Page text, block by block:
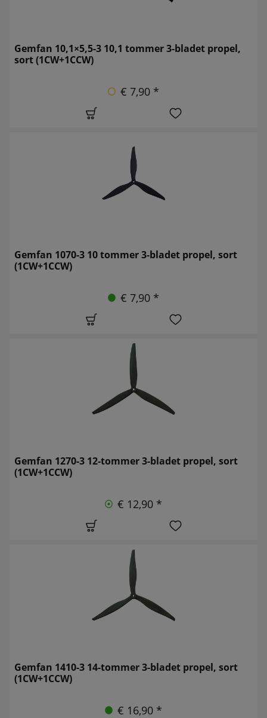
Gemfan 10,1×5,5-3 10,1 tommer 3-bladet propel,
sort (1CW+1CCW)
€ 7,90 *
Gemfan 1070-3 10 tommer 3-bladet propel, sort
(1CW+1CCW)
€ 7,90 *
Gemfan 1270-3 12-tommer 3-bladet propel, sort
(1CW+1CCW)
€ 12,90 *
Gemfan 1410-3 14-tommer 3-bladet propel, sort
(1CW+1CCW)
€ 16,90 *